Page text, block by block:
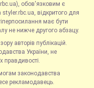
обов'язковим є
відкритого для
має бути
не нижче другого абзацу.
авторів публікацій.
України, не
правдивості.
законодавства
рекламодавець.